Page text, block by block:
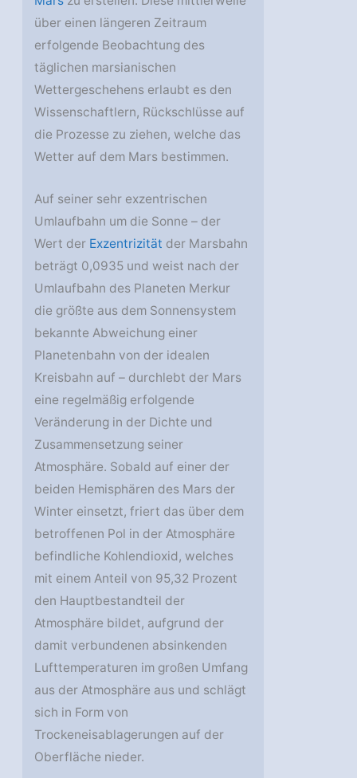
über einen längeren Zeitraum
erfolgende Beobachtung des
täglichen marsianischen
Wettergeschehens erlaubt es den
Wissenschaftlern, Rückschlüsse auf
die Prozesse zu ziehen, welche das
Wetter auf dem Mars bestimmen.
Auf seiner sehr exzentrischen
Umlaufbahn um die Sonne – der
Wert der Exzentrizität der Marsbahn
beträgt 0,0935 und weist nach der
Umlaufbahn des Planeten Merkur
die größte aus dem Sonnensystem
bekannte Abweichung einer
Planetenbahn von der idealen
Kreisbahn auf – durchlebt der Mars
eine regelmäßig erfolgende
Veränderung in der Dichte und
Zusammensetzung seiner
Atmosphäre. Sobald auf einer der
beiden Hemisphären des Mars der
Winter einsetzt, friert das über dem
betroffenen Pol in der Atmosphäre
befindliche Kohlendioxid, welches
mit einem Anteil von 95,32 Prozent
den Hauptbestandteil der
Atmosphäre bildet, aufgrund der
damit verbundenen absinkenden
Lufttemperaturen im großen Umfang
aus der Atmosphäre aus und schlägt
sich in Form von
Trockeneisablagerungen auf der
Oberfläche nieder.